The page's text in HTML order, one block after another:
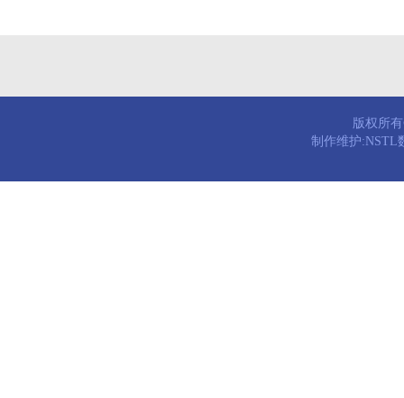
版权所
制作维护:NSTL